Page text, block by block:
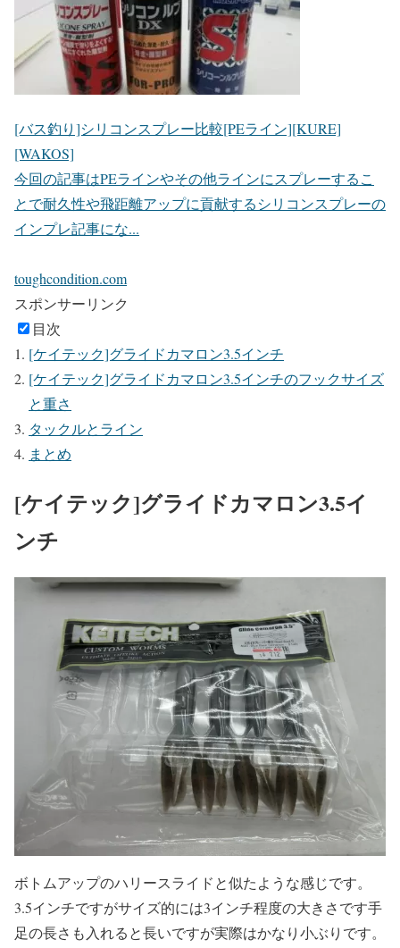
[バス釣り]シリコンスプレー比較[PEライン][KURE]
[WAKOS]
今回の記事はPEラインやその他ラインにスプレーするこ
とで耐久性や飛距離アップに貢献するシリコンスプレーの
インプレ記事にな...
toughcondition.com
スポンサーリンク
目次
[ケイテック]グライドカマロン3.5インチ
[ケイテック]グライドカマロン3.5インチのフックサイズ
と重さ
タックルとライン
まとめ
[ケイテック]グライドカマロン3.5イ
ンチ
ボトムアップのハリースライドと似たような感じです。
3.5インチですがサイズ的には3インチ程度の大きさです手
足の長さも入れると長いですが実際はかなり小ぶりです。